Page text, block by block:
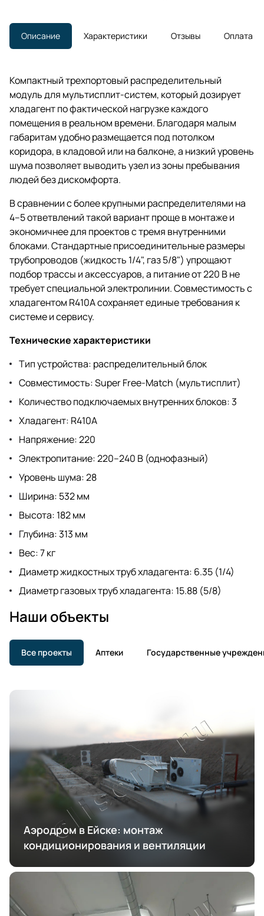
Описание Характеристики Отзывы Оплата
Компактный трехпортовый распределительный
модуль для мультисплит-систем, который дозирует
хладагент по фактической нагрузке каждого
помещения в реальном времени. Благодаря малым
габаритам удобно размещается под потолком
коридора, в кладовой или на балконе, а низкий уровень
шума позволяет выводить узел из зоны пребывания
людей без дискомфорта.
В сравнении с более крупными распределителями на
4–5 ответвлений такой вариант проще в монтаже и
экономичнее для проектов с тремя внутренними
блоками. Стандартные присоединительные размеры
трубопроводов (жидкость 1/4", газ 5/8") упрощают
подбор трассы и аксессуаров, а питание от 220 В не
требует специальной электролинии. Совместимость с
хладагентом R410A сохраняет единые требования к
системе и сервису.
Технические характеристики
Тип устройства: распределительный блок
Совместимость: Super Free-Match (мультисплит)
Количество подключаемых внутренних блоков: 3
Хладагент: R410A
Напряжение: 220
Электропитание: 220–240 В (однофазный)
Уровень шума: 28
Ширина: 532 мм
Высота: 182 мм
Глубина: 313 мм
Вес: 7 кг
Диаметр жидкостных труб хладагента: 6.35 (1/4)
Диаметр газовых труб хладагента: 15.88 (5/8)
Наши объекты
Все проекты Аптеки Государственные
Аэродром в Ейске: монтаж
кондиционирования и вентиляции